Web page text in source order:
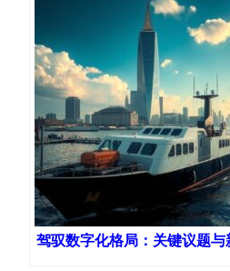
驾驭数字化格局：关键议题与